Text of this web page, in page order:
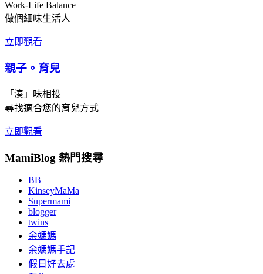
Work-Life Balance
做個細味生活人
立即觀看
親子。育兒
「湊」味相投
尋找適合您的育兒方式
立即觀看
MamiBlog 熱門搜尋
BB
KinseyMaMa
Supermami
blogger
twins
余媽媽
余媽媽手記
假日好去處